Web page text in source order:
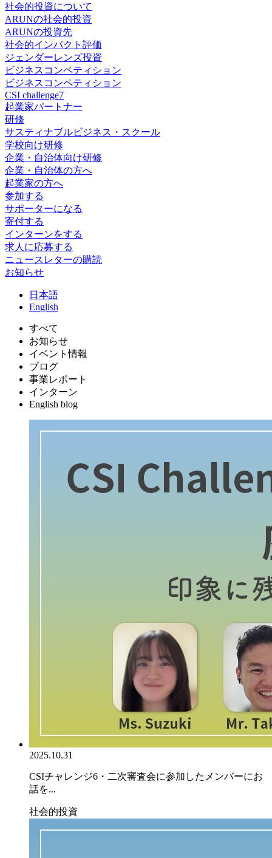
社会的投資について
ARUNの社会的投資
ARUNの投資先
社会的インパクト評価
ジェンダーレンズ投資
ビジネスコンペティション
ビジネスコンペティション
CSI challenge7
起業家パートナー
研修
サスティナブルビジネス・スクール
学校向け研修
企業・自治体向け研修
企業・自治体の方へ
起業家の方へ
参加する
サポーターになる
寄付する
インターンをする
求人に応募する
ニュースレターの購読
お知らせ
日 本語
English
すべて
お知らせ
イベント情報
ブログ
事業レポート
インターン
English blog
2025.10.31
CSIチャレンジ6・二次審査会に参加したメンバーにお
話を...
社会的投資